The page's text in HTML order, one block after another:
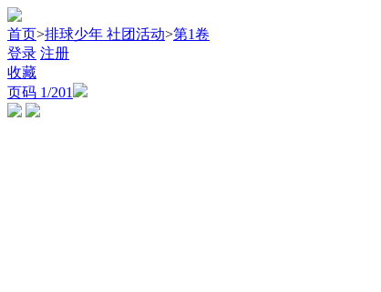
首页>排球少年 社团活动>第1卷
登录 注册
收藏
页码 1/201